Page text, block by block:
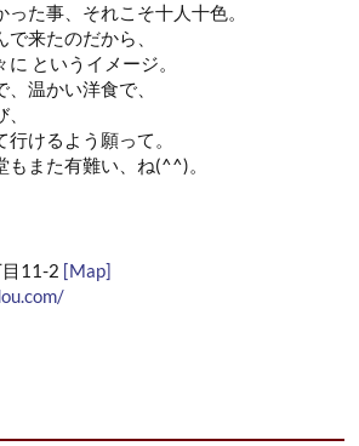
た事、それこそ十人十色。
来たのだから、
というイメージ。
温かい洋食で、
けるよう願って。
もまた有難い、ね(^^)。
11-2 [Map]